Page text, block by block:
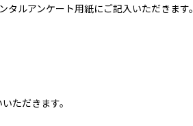
ルアンケート用紙にご記入いただきます。
ただきます。